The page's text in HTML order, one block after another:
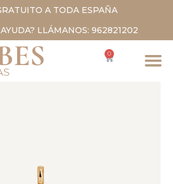
A TODA ESPAÑA
LLÁMANOS: 962821202
0